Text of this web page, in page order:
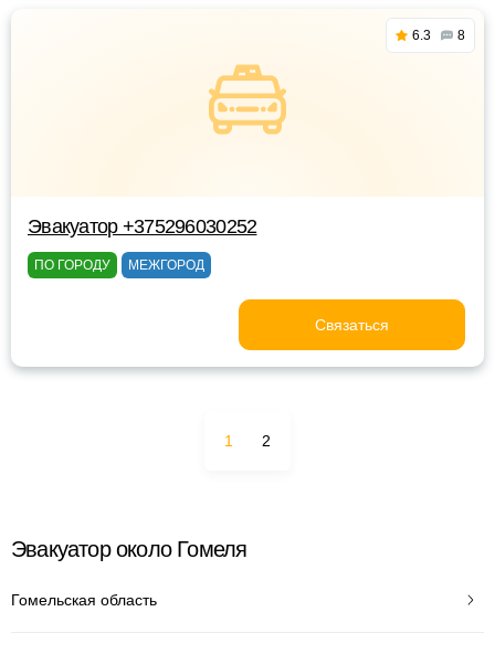
6.3 8
Эвакуатор +375296030252
ПО ГОРОДУ МЕЖГОРОД
Связаться
1 2
Эвакуатор около Гомеля
Гомельская область